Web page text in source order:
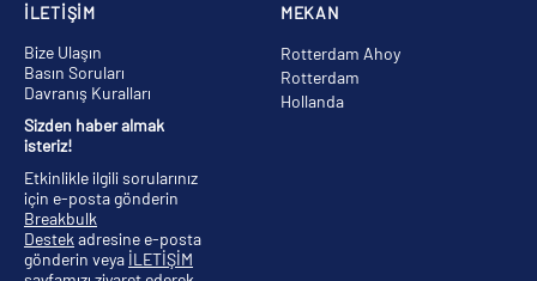
MEKAN
Rotterdam Ahoy
Rotterdam
Hollanda
İLETİŞİM
Bize Ulaşın
Basın Soruları
Davranış Kuralları
Sizden haber almak
isteriz!
Etkinlikle ilgili sorularınız
için e-posta gönderin
Breakbulk
Destek adresine e-posta
gönderin veya İLETİŞİM